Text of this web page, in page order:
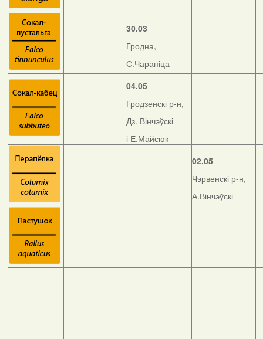
30.03
Гродна,
С.Чарапіца
04.05
Гродзенскі р-н,
Дз. Вінчэўскі
і Е.Майсюк
02.05
Чэрвенскі р-н,
А.Вінчэўскі